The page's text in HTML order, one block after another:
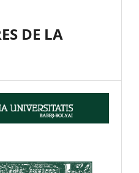
DE LA